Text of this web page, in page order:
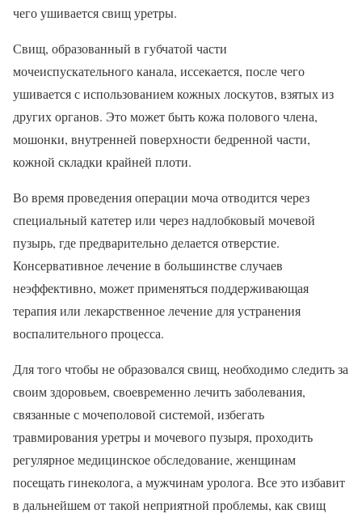
чего ушивается свищ уретры.
Свищ, образованный в губчатой части
мочеиспускательного канала, иссекается, после чего
ушивается с использованием кожных лоскутов, взятых из
других органов. Это может быть кожа полового члена,
мошонки, внутренней поверхности бедренной части,
кожной складки крайней плоти.
Во время проведения операции моча отводится через
специальный катетер или через надлобковый мочевой
пузырь, где предварительно делается отверстие.
Консервативное лечение в большинстве случаев
неэффективно, может применяться поддерживающая
терапия или лекарственное лечение для устранения
воспалительного процесса.
Для того чтобы не образовался свищ, необходимо следить за
своим здоровьем, своевременно лечить заболевания,
связанные с мочеполовой системой, избегать
травмирования уретры и мочевого пузыря, проходить
регулярное медицинское обследование, женщинам
посещать гинеколога, а мужчинам уролога. Все это избавит
в дальнейшем от такой неприятной проблемы, как свищ